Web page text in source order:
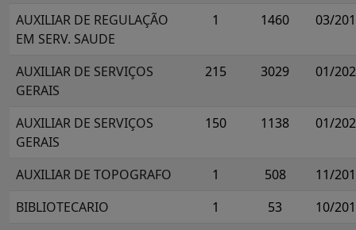
AUXILIAR DE REGULAÇÃO
EM SERV. SAUDE
1 1460 03/
AUXILIAR DE SERVIÇOS
GERAIS
215 3029 01/
AUXILIAR DE SERVIÇOS
GERAIS
150 1138 01/
AUXILIAR DE TOPOGRAFO 1 508
11/
BIBLIOTECARIO
1 53
10/